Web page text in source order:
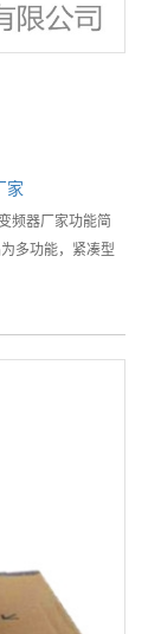
家
频器厂家功能简
多功能，紧凑型
具有通用磁通矢